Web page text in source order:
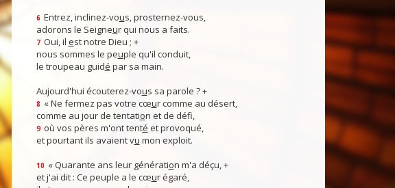
6 Entrez, inclinez-vous, prosternez-vous,
adorons le Seigneur qui nous a faits.
7 Oui, il est notre Dieu ; +
nous sommes le peuple qu'il conduit,
le troupeau guidé par sa main.
Aujourd'hui écouterez-vous sa parole ? +
8 « Ne fermez pas votre cœur comme au désert,
comme au jour de tentation et de défi,
9 où vos pères m'ont tenté et provoqué,
et pourtant ils avaient vu mon exploit.
10 « Quarante ans leur génération m'a déçu, +
et j'ai dit : Ce peuple a le cœur égaré,